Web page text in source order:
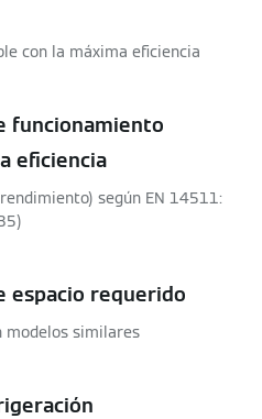
con la máxima eficiencia
funcionamiento
eficiencia
según EN 14511:
espacio requerido
modelos similares